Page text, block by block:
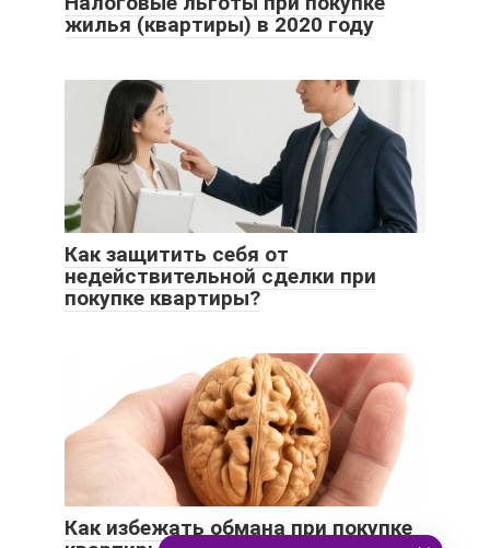
жилья (квартиры) в 2020 году
Как защитить себя от
недействительной сделки при
покупке квартиры?
Как избежать обмана при покупке